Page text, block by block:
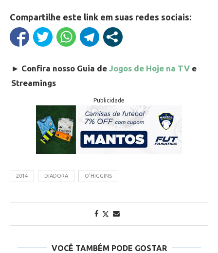
Compartilhe este link em suas redes sociais:
► Confira nosso Guia de Jogos de Hoje na TV e
Streamings
Publicidade
2014 DIADORA O'HIGGINS
VOCÊ TAMBÉM PODE GOSTAR